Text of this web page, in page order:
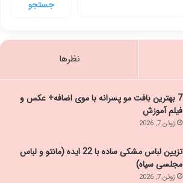
نظرها
7 بهترین بافت مو پسرانه با موی اضافه+ عکس و
فیلم آموزش
ژوئن 7, 2026
تزیین لباس مشکی ساده با 22 ایده (مانتو و لباس
مجلسی سیاه)
ژوئن 7, 2026